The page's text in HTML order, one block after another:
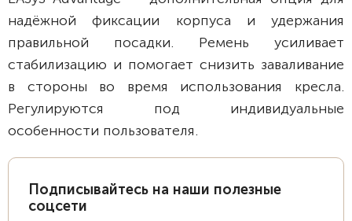
надёжной фиксации корпуса и удержания
правильной посадки. Ремень усиливает
стабилизацию и помогает снизить заваливание
в стороны во время использования кресла.
Регулируются под индивидуальные
особенности пользователя.
Подписывайтесь на наши полезные
соцсети